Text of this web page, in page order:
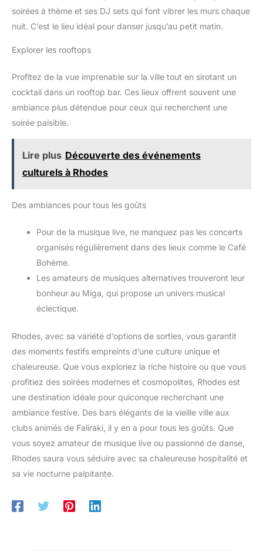
soirées à thème et ses DJ sets qui font vibrer les murs chaque
nuit. C’est le lieu idéal pour danser jusqu’au petit matin.
Explorer les rooftops
Profitez de la vue imprenable sur la ville tout en sirotant un
cocktail dans un rooftop bar. Ces lieux offrent souvent une
ambiance plus détendue pour ceux qui recherchent une
soirée paisible.
Lire plus Découverte des événements
culturels à Rhodes
Des ambiances pour tous les goûts
Pour de la musique live, ne manquez pas les concerts
organisés régulièrement dans des lieux comme le Café
Bohème.
Les amateurs de musiques alternatives trouveront leur
bonheur au Miga, qui propose un univers musical
éclectique.
Rhodes, avec sa variété d’options de sorties, vous garantit
des moments festifs empreints d’une culture unique et
chaleureuse. Que vous exploriez la riche histoire ou que vous
profitiez des soirées modernes et cosmopolites, Rhodes est
une destination idéale pour quiconque recherchant une
ambiance festive. Des bars élégants de la vieille ville aux
clubs animés de Faliraki, il y en a pour tous les goûts. Que
vous soyez amateur de musique live ou passionné de danse,
Rhodes saura vous séduire avec sa chaleureuse hospitalité et
sa vie nocturne palpitante.